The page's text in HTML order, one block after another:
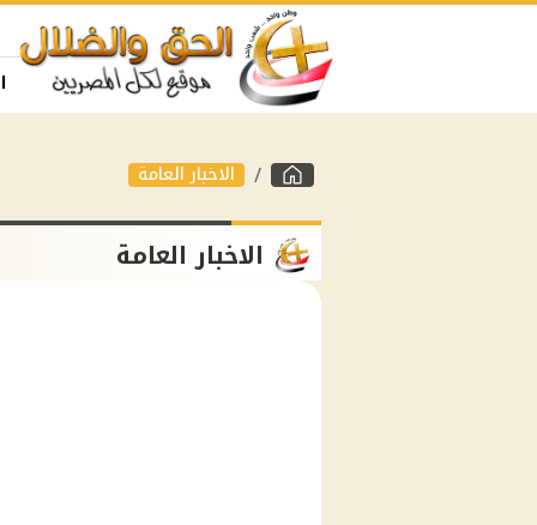
الاخبار العامة
الاخبار العامة